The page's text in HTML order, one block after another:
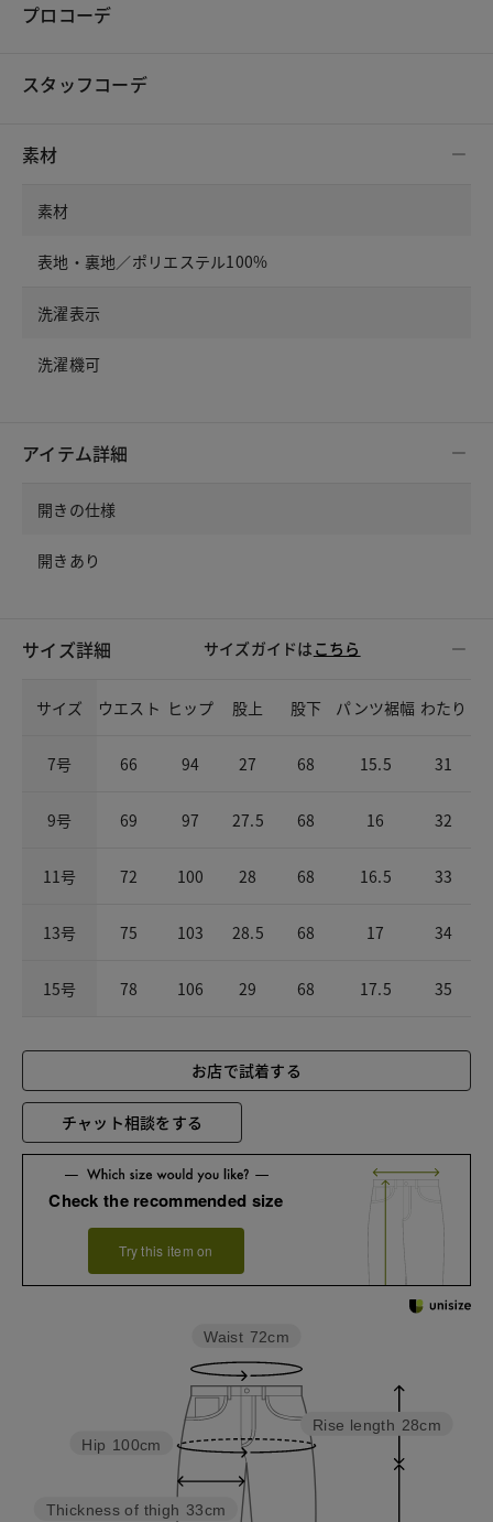
プロコーデ
スタッフコーデ
素材
素材
表地・裏地／ポリエステル100%
洗濯表示
洗濯機可
アイテム詳細
開きの仕様
開きあり
サイズ詳細 サイズガイドは こちら
サイズ ウエスト ヒップ 股上 股下 パンツ裾幅 わたり
7号 66 94 27 68 15.5 31
9号 69 97 27.5 68 16 32
11号 72 100 28 68 16.5 33
13号 75 103 28.5 68 17 34
15号 78 106 29 68 17.5 35
お店で試着する
チャット相談をする
Check the recommended size
Try this item on
Rise length 28cm
Thickness of thigh 33cm
Hip 100cm
Waist 72cm